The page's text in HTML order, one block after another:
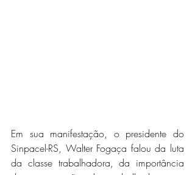
Em sua manifestação, o presidente do
Sinpacel-RS, Walter Fogaça falou da luta
da classe trabalhadora, da importância